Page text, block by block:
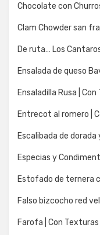
Chocolate con
Clam Chowder san
De ruta… Los
Ensalada de queso
Ensaladilla Rusa |
Entrecot al romero |
Escalibada de dorada
Especias y
Estofado de ternera
Falso bizcocho red
Farofa | Con